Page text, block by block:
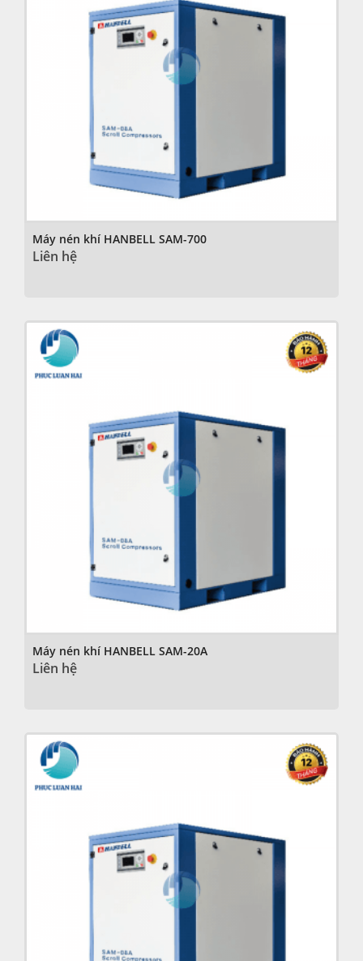
Máy nén khí HANBELL SAM-700
Liên hệ
Máy nén khí HANBELL SAM-20A
Liên hệ